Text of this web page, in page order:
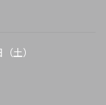
土）